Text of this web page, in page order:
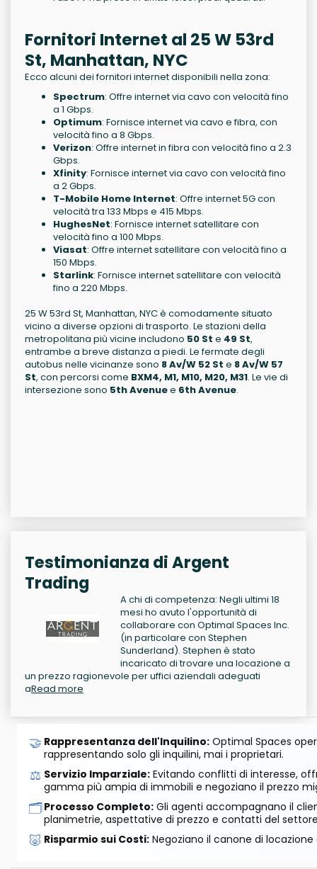
Fornitori Internet al 25 W 53rd
St, Manhattan, NYC
Ecco alcuni dei fornitori internet disponibili nella zona:
Spectrum: Offre internet via cavo con velocità fino
a 1 Gbps.
Optimum: Fornisce internet via cavo e fibra, con
velocità fino a 8 Gbps.
Verizon: Offre internet in fibra con velocità fino a 2.3
Gbps.
Xfinity: Fornisce internet via cavo con velocità fino
a 2 Gbps.
T-Mobile Home Internet: Offre internet 5G con
velocità tra 133 Mbps e 415 Mbps.
HughesNet: Fornisce internet satellitare con
velocità fino a 100 Mbps.
Viasat: Offre internet satellitare con velocità fino a
150 Mbps.
Starlink: Fornisce internet satellitare con velocità
fino a 220 Mbps.
25 W 53rd St, Manhattan, NYC è comodamente situato
vicino a diverse opzioni di trasporto. Le stazioni della
metropolitana più vicine includono 50 St e 49 St,
entrambe a breve distanza a piedi. Le fermate degli
autobus nelle vicinanze sono 8 Av/W 52 St e 8 Av/W 57
St, con percorsi come BXM4, M1, M10, M20, M31. Le vie di
intersezione sono 5th Avenuee 6th Avenue.
Testimonianza di Argent
Trading
A chi di competenza: Negli ultimi 18
mesi ho avuto l'opportunità di
collaborare con Optimal Spaces Inc.
(in particolare con Stephen
Sunderland). Stephen è stato
incaricato di trovare una locazione a
un prezzo ragionevole per uffici aziendali adeguati
aRead more
🤝 Rappresentanza dell'Inquilino: Optimal Spaces
rappresentando solo gli inquilini, mai i proprietari.
⚖️ Servizio Imparziale: Evitando conflitti di interesse,
gamma più ampia di immobili e negoziano il prezzo
🗂️Processo Completo: Gli agenti accompagnano il
planimetrie, aspettative di prezzo e contatti del
🐷 Risparmio sui Costi: Negoziano il canone di